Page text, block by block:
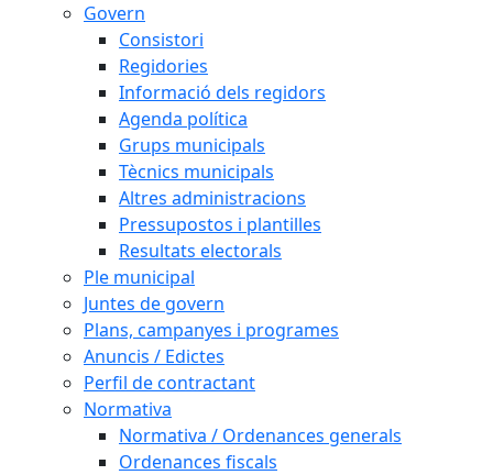
Govern
Consistori
Regidories
Informació dels regidors
Agenda política
Grups municipals
Tècnics municipals
Altres administracions
Pressupostos i plantilles
Resultats electorals
Ple municipal
Juntes de govern
Plans, campanyes i programes
Anuncis / Edictes
Perfil de contractant
Normativa
Normativa / Ordenances generals
Ordenances fiscals